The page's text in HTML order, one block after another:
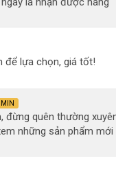
để lựa chọn, giá tốt!
đừng quên thường
những sản phẩm mới